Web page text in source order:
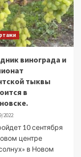
винограда и
тыквы
в
2022
10 сентября
центре
в Новом